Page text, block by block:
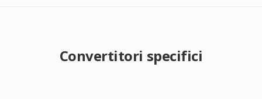
Convertitori specifici